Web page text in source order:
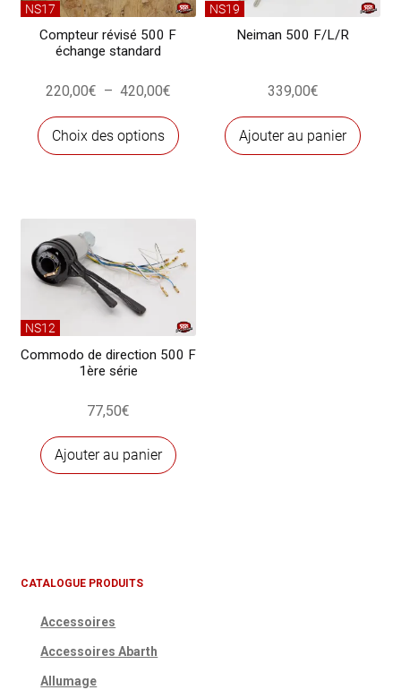
NS17
Compteur révisé 500 F
échange standard
220,00€ – 420,00€Plage
prix :
220,00€
Choix des options
Ce
variations.
options
choisies
sur
NS19
Neiman 500 F/L/R
339,00€
Ajouter au panier
NS12
Commodo de direction 500 F
1ère série
77,50€
Ajouter au panier
CATALOGUE PRODUITS
Accessoires
Accessoires Abarth
Allumage